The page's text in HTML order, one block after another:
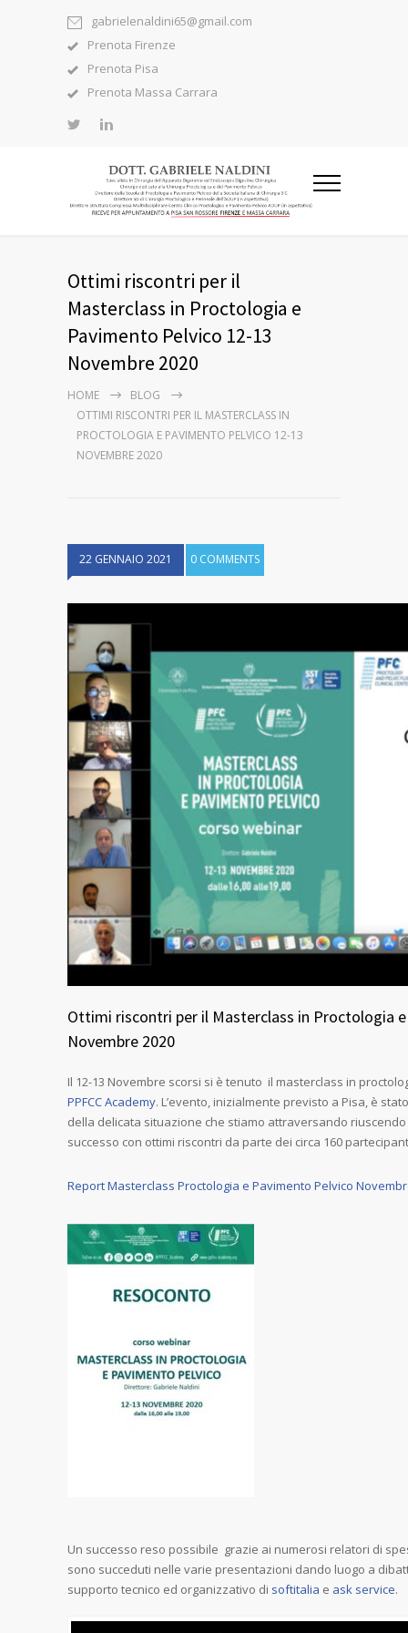
gabrielenaldini65@gmail.com
Prenota Firenze
Prenota Pisa
Prenota Massa Carrara
Ottimi riscontri per il
Masterclass in Proctologia e
Pavimento Pelvico 12-13
Novembre 2020
HOME
BLOG
OTTIMI RISCONTRI PER IL MASTERCLASS IN
PROCTOLOGIA E PAVIMENTO PELVICO 12-13
NOVEMBRE 2020
22 GENNAIO 2021 0 COMMENTS
Ottimi riscontri per il Masterclass in Proctologia
Novembre 2020
Il 12-13 Novembre scorsi si è tenuto il masterclass in
PPFCC Academy. L’evento, inizialmente previsto a Pisa, è
della delicata situazione che stiamo attraversando
successo con ottimi riscontri da parte dei circa 160
Report Masterclass Proctologia e Pavimento Pelvico
Un successo reso possibile grazie ai numerosi relatori di
sono succeduti nelle varie presentazioni dando luogo a
supporto tecnico ed organizzativo di softitalia e ask service.